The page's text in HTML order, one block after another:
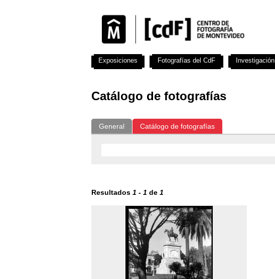
Catálogo de fotografías
General Catálogo de fotografías
Resultados 1 - 1 de 1
Exposiciones Fotografías del CdF Investigación